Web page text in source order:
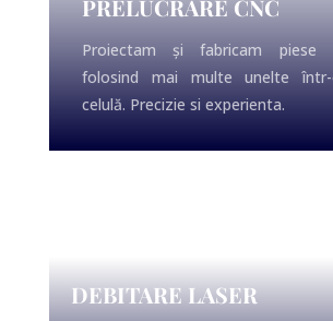
PRELUCRARE CNC
Proiectam și fabricam piese
folosind mai multe unelte
celulă. Precizie si experienta.
DEBITARE LASER